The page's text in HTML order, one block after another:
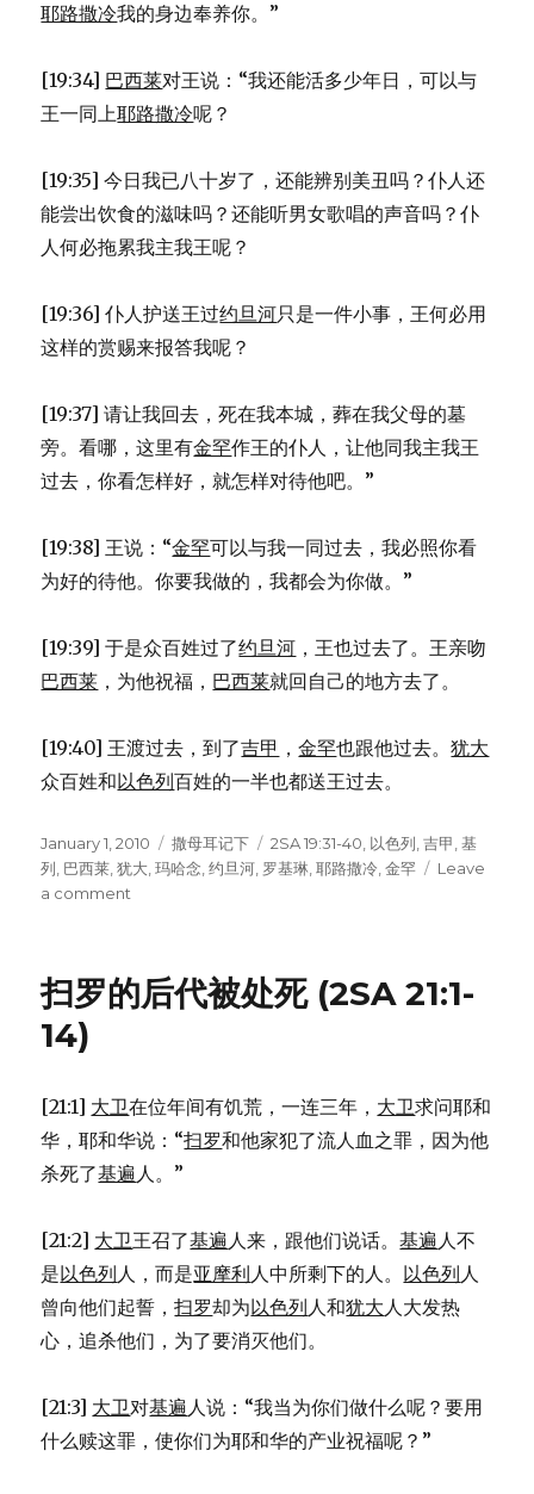
耶路撒冷我的身边奉养你。”
[19:34] 巴西莱对王说：“我还能活多少年日，可以与
王一同上耶路撒冷呢？
[19:35] 今日我已八十岁了，还能辨别美丑吗？仆人还
能尝出饮食的滋味吗？还能听男女歌唱的声音吗？仆
人何必拖累我主我王呢？
[19:36] 仆人护送王过约旦河只是一件小事，王何必用
这样的赏赐来报答我呢？
[19:37] 请让我回去，死在我本城，葬在我父母的墓
旁。看哪，这里有金罕作王的仆人，让他同我主我王
过去，你看怎样好，就怎样对待他吧。”
[19:38] 王说：“金罕可以与我一同过去，我必照你看
为好的待他。你要我做的，我都会为你做。”
[19:39] 于是众百姓过了约旦河 ，王也过去了。王亲吻
巴西莱 ，为他祝福， 巴西莱就回自己的地方去了。
[19:40] 王渡过去，到了吉甲 ，金罕也跟他过去。犹大
众百姓和以色列百姓的一半也都送王过去。
Posted
on
January 1, 2010 Categories
撒母耳记下 Tags
2SA 19:31-40 以色列 ,吉甲 ,基
列 巴西莱 ,犹大 ,玛哈念 ,约旦河 罗基琳 ,耶路撒冷 ,金罕
Leave
a comment
待
19:31-
40)
扫罗的后代被处死 (2SA 21:1-
14)
[21:1] 大卫在位年间有饥荒，一连三年， 大卫求问耶和
华，耶和华说：“扫罗和他家犯了流人血之罪，因为他
杀死了基遍人。”
[21:2] 大卫王召了基遍人来，跟他们说话。基遍人不
是以色列人，而是亚摩利人中所剩下的人。 以色列人
曾向他们起誓，扫罗却为以色列人和犹大人大发热
心，追杀他们，为了要消灭他们。
[21:3] 大卫对基遍人说：“我当为你们做什么呢？要用
什么赎这罪，使你们为耶和华的产业祝福呢？”